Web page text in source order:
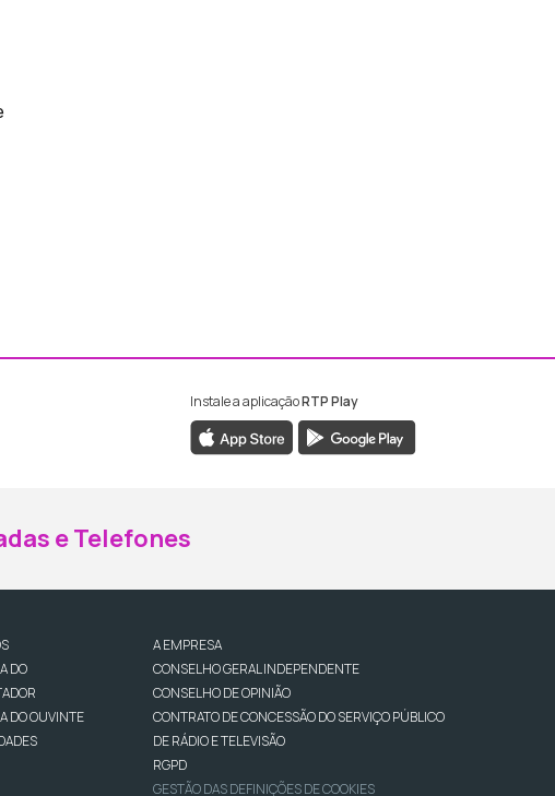
Facebook da RTP Madeira
ao Instagram da RTP Madeira
Instale a aplicaçãoRTP Play
e Telefones
DO
DO OUVINTE
A EMPRESA
CONSELHO GERAL INDEPENDENTE
CONSELHO DE OPINIÃO
CONTRATO DE CONCESSÃO DO SERVIÇO PÚBLICO
DE RÁDIO E TELEVISÃO
RGPD
GESTÃO DAS DEFINIÇÕES DE COOKIES